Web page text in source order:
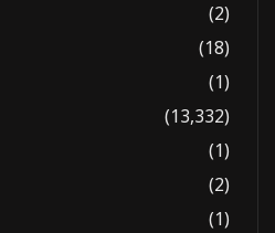
(2)
(18)
(1)
(13,332)
(1)
(2)
(1)